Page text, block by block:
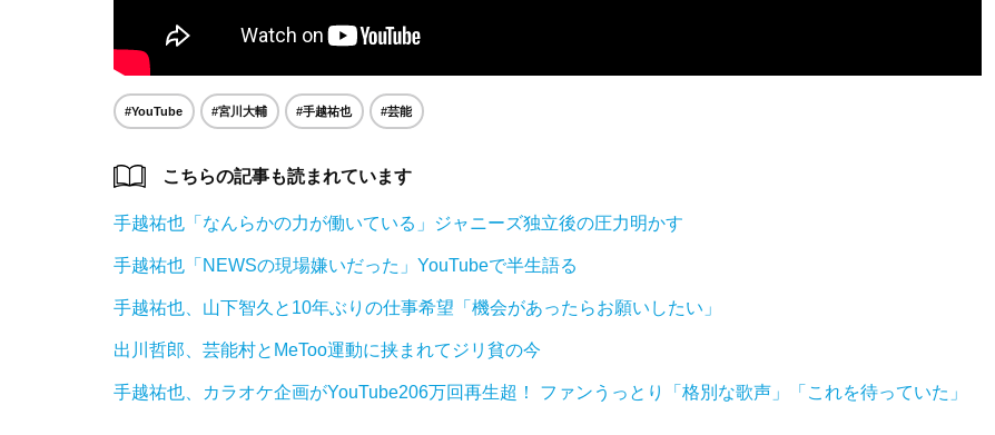
#YouTube #宮川大輔 #手越祐也 #芸能
こちらの記事も読まれています
手越祐也「なんらかの力が働いている」ジャニーズ独立後の圧力明かす
手越祐也「NEWSの現場嫌いだった」YouTubeで半生語る
手越祐也、山下智久と10年ぶりの仕事希望「機会があったらお願いしたい」
出川哲郎、芸能村とMeToo運動に挟まれてジリ貧の今
手越祐也、カラオケ企画がYouTube206万回再生超！ ファンうっとり「格別な歌声」「これを待っていた」